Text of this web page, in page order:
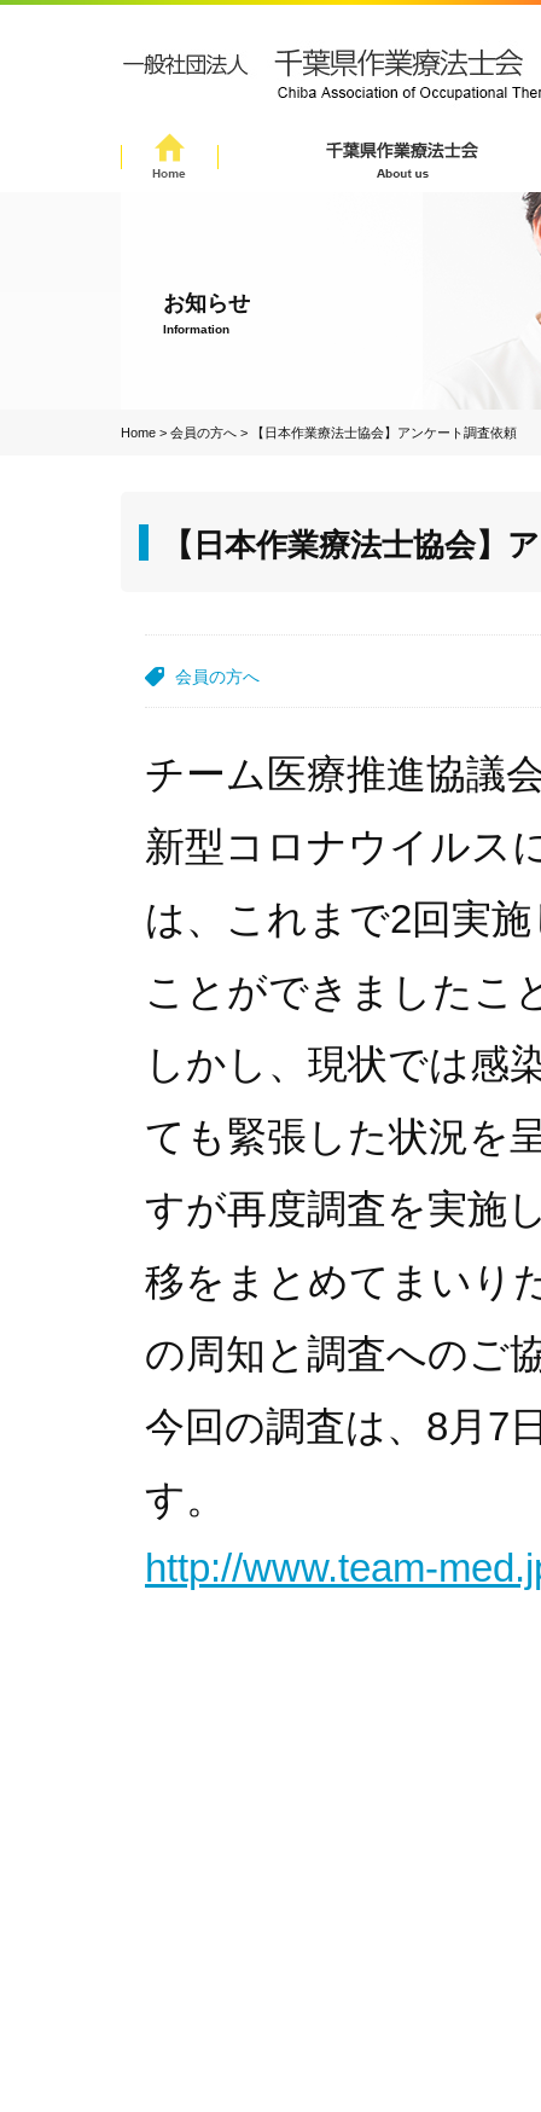
お知らせ
Information
Home > 会員の方へ > 【日本作業療法士協会】アンケート調査依頼
【日本作業療法士協会】
会員の方へ
チーム医療推進協議
新型コロナウイルス
は、これまで2回実
ことができましたこ
しかし、現状では感
ても緊張した状況を
すが再度調査を実施
移をまとめてまいり
の周知と調査へのご
今回の調査は、8月7
す。
http://www.team-